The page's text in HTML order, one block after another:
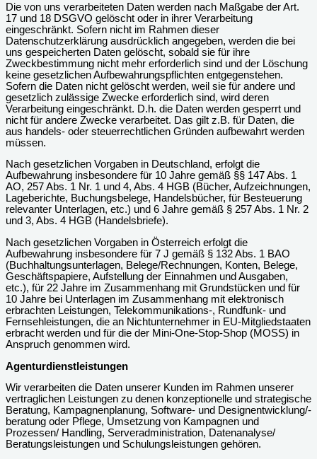
Die von uns verarbeiteten Daten werden nach Maßgabe der Art.
17 und 18 DSGVO gelöscht oder in ihrer Verarbeitung
eingeschränkt. Sofern nicht im Rahmen dieser
Datenschutzerklärung ausdrücklich angegeben, werden die bei
uns gespeicherten Daten gelöscht, sobald sie für ihre
Zweckbestimmung nicht mehr erforderlich sind und der Löschung
keine gesetzlichen Aufbewahrungspflichten entgegenstehen.
Sofern die Daten nicht gelöscht werden, weil sie für andere und
gesetzlich zulässige Zwecke erforderlich sind, wird deren
Verarbeitung eingeschränkt. D.h. die Daten werden gesperrt und
nicht für andere Zwecke verarbeitet. Das gilt z.B. für Daten, die
aus handels- oder steuerrechtlichen Gründen aufbewahrt werden
müssen.
Nach gesetzlichen Vorgaben in Deutschland, erfolgt die
Aufbewahrung insbesondere für 10 Jahre gemäß §§ 147 Abs. 1
AO, 257 Abs. 1 Nr. 1 und 4, Abs. 4 HGB (Bücher, Aufzeichnungen,
Lageberichte, Buchungsbelege, Handelsbücher, für Besteuerung
relevanter Unterlagen, etc.) und 6 Jahre gemäß § 257 Abs. 1 Nr. 2
und 3, Abs. 4 HGB (Handelsbriefe).
Nach gesetzlichen Vorgaben in Österreich erfolgt die
Aufbewahrung insbesondere für 7 J gemäß § 132 Abs. 1 BAO
(Buchhaltungsunterlagen, Belege/Rechnungen, Konten, Belege,
Geschäftspapiere, Aufstellung der Einnahmen und Ausgaben,
etc.), für 22 Jahre im Zusammenhang mit Grundstücken und für
10 Jahre bei Unterlagen im Zusammenhang mit elektronisch
erbrachten Leistungen, Telekommunikations-, Rundfunk- und
Fernsehleistungen, die an Nichtunternehmer in EU-Mitgliedstaaten
erbracht werden und für die der Mini-One-Stop-Shop (MOSS) in
Anspruch genommen wird.
Agenturdienstleistungen
Wir verarbeiten die Daten unserer Kunden im Rahmen unserer
vertraglichen Leistungen zu denen konzeptionelle und strategische
Beratung, Kampagnenplanung, Software- und Designentwicklung/-
beratung oder Pflege, Umsetzung von Kampagnen und
Prozessen/ Handling, Serveradministration, Datenanalyse/
Beratungsleistungen und Schulungsleistungen gehören.